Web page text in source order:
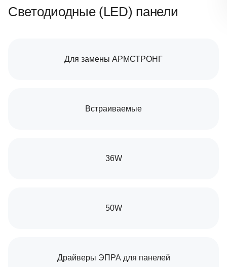
Светодиодные (LED) панели
Для замены АРМСТРОНГ
Встраиваемые
36W
50W
Драйверы ЭПРА для панелей